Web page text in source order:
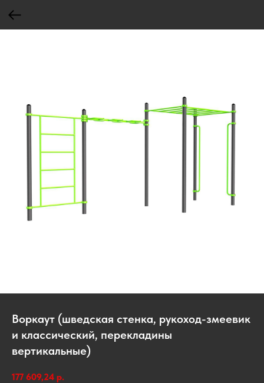
Воркаут (шведская стенка, рукоход-змеевик
и классический, перекладины
вертикальные)
177 609,24 р.